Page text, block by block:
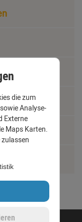
die zum
Analyse-
Externe
Maps Karten.
zulassen